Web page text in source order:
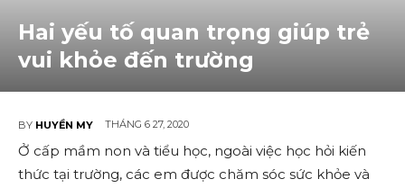
Hai yếu tố quan trọng giúp trẻ
vui khỏe đến trường
BY HUYỀN MY THÁNG 6 27, 2020
Ở cấp mầm non và tiểu học, ngoài việc học hỏi kiến
thức tại trường, các em được chăm sóc sức khỏe và